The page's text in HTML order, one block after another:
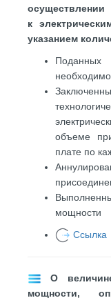
осуществлении
к
указанием
объеме
плате по
мощности
Ссылка
О
мощности,